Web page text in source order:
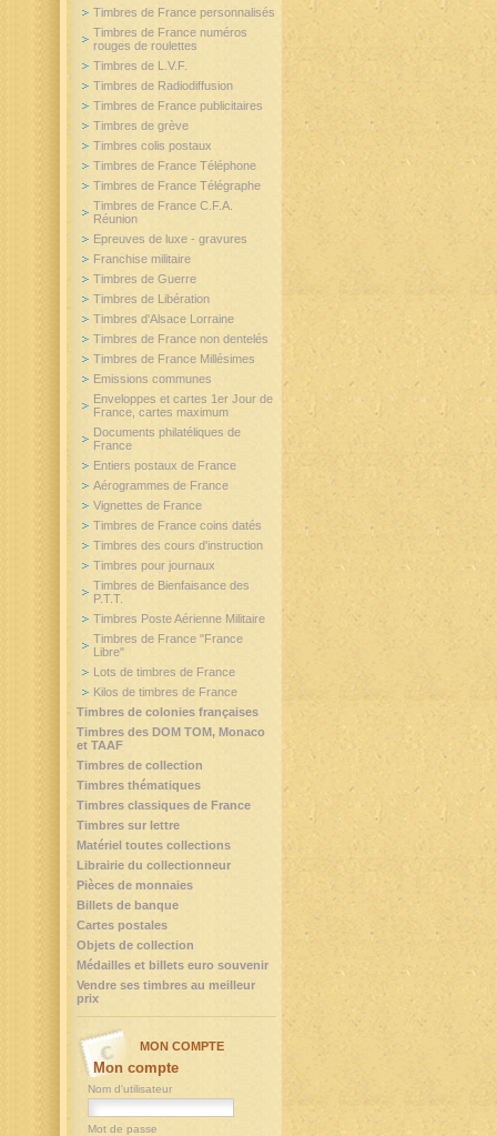
Timbres de France personnalisés
Timbres de France numéros
rouges de roulettes
Timbres de L.V.F.
Timbres de Radiodiffusion
Timbres de France publicitaires
Timbres de grève
Timbres colis postaux
Timbres de France Téléphone
Timbres de France Télégraphe
Timbres de France C.F.A.
Réunion
Epreuves de luxe - gravures
Franchise militaire
Timbres de Guerre
Timbres de Libération
Timbres d'Alsace Lorraine
Timbres de France non dentelés
Timbres de France Millésimes
Emissions communes
Enveloppes et cartes 1er Jour de
France, cartes maximum
Documents philatéliques de
France
Entiers postaux de France
Aérogrammes de France
Vignettes de France
Timbres de France coins datés
Timbres des cours d'instruction
Timbres pour journaux
Timbres de Bienfaisance des
P.T.T.
Timbres Poste Aérienne Militaire
Timbres de France "France
Libre"
Lots de timbres de France
Kilos de timbres de France
Timbres de colonies françaises
Timbres des DOM TOM, Monaco
et TAAF
Timbres de collection
Timbres thématiques
Timbres classiques de France
Timbres sur lettre
Matériel toutes collections
Librairie du collectionneur
Pièces de monnaies
Billets de banque
Cartes postales
Objets de collection
Médailles et billets euro souvenir
Vendre ses timbres au meilleur
prix
MON COMPTE
Mon compte
Nom d'utilisateur
Mot de passe